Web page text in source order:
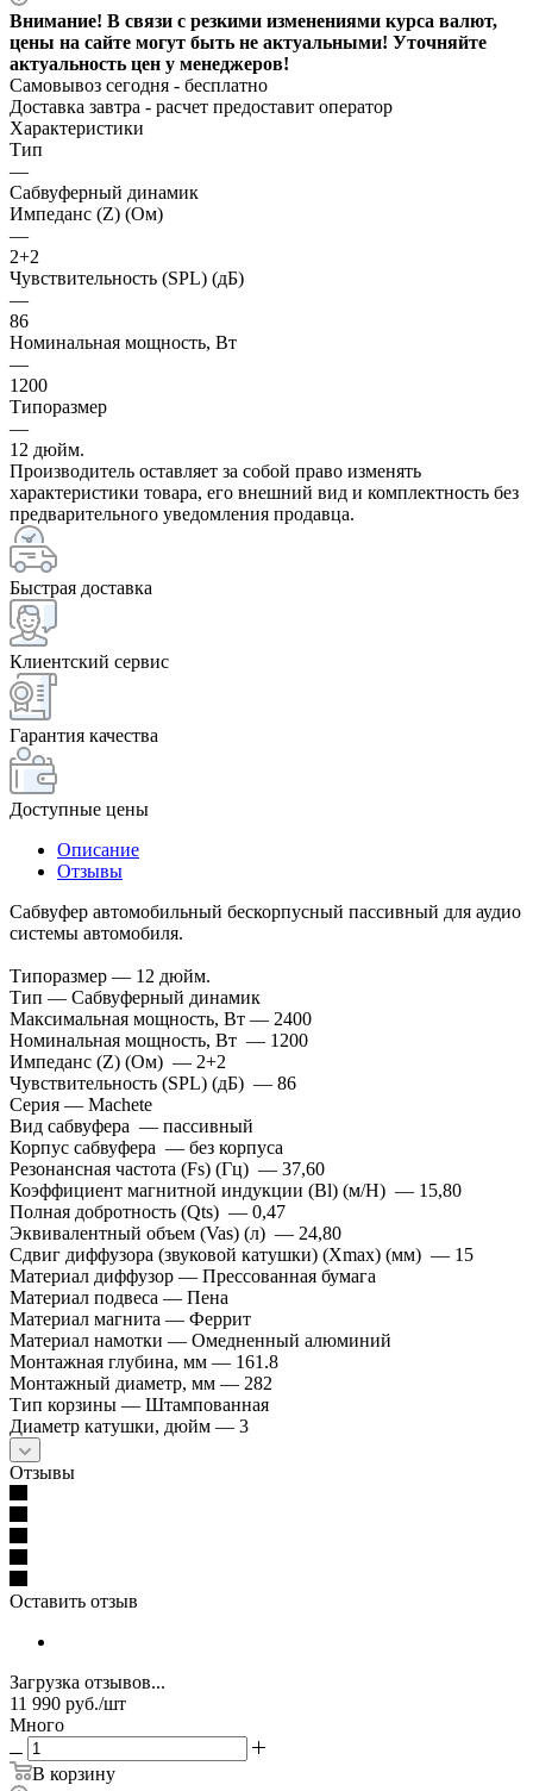
Внимание! В связи с резкими изменениями курса валют,
цены на сайте могут быть не актуальными! Уточняйте
актуальность цен у менеджеров!
Самовывоз сегодня - бесплатно
Доставка завтра - расчет предоставит оператор
Характеристики
Тип
—
Сабвуферный динамик
Импеданс (Z) (Ом)
—
2+2
Чувствительность (SPL) (дБ)
—
86
Номинальная мощность, Вт
—
1200
Типоразмер
—
12 дюйм.
Производитель оставляет за собой право изменять
характеристики товара, его внешний вид и комплектность без
предварительного уведомления продавца.
Быстрая доставка
Клиентский сервис
Гарантия качества
Доступные цены
Описание
Отзывы
Cабвуфер автомобильный бескорпусный пассивный для аудио
системы автомобиля.
Типоразмер — 12 дюйм.
Тип — Сабвуферный динамик
Максимальная мощность, Вт — 2400
Номинальная мощность, Вт — 1200
Импеданс (Z) (Ом) — 2+2
Чувствительность (SPL) (дБ) — 86
Серия — Machete
Вид сабвуфера — пассивный
Корпус сабвуфера — без корпуса
Резонансная частота (Fs) (Гц) — 37,60
Коэффициент магнитной индукции (Bl) (м/Н) — 15,80
Полная добротность (Qts) — 0,47
Эквивалентный объем (Vas) (л) — 24,80
Сдвиг диффузора (звуковой катушки) (Xmax) (мм) — 15
Материал диффузор — Прессованная бумага
Материал подвеса — Пена
Материал магнита — Феррит
Материал намотки — Омедненный алюминий
Монтажная глубина, мм — 161.8
Монтажный диаметр, мм — 282
Тип корзины — Штампованная
Диаметр катушки, дюйм — 3
Отзывы
Оставить отзыв
Загрузка отзывов...
11 990 руб./шт
Много
В корзину